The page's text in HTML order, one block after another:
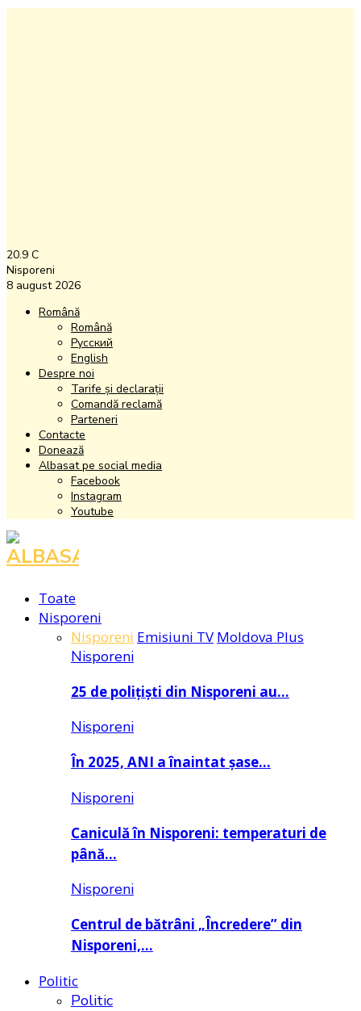
20.9 C
Nisporeni
8 august 2026
Română
Română
Русский
English
Despre noi
Tarife și declarații
Comandă reclamă
Parteneri
Contacte
Donează
Albasat pe social media
Facebook
Instagram
Youtube
Facebook
Instagram
Youtube
Toate
Nisporeni
Nisporeni Emisiuni TV Moldova Plus
Nisporeni
25 de polițiști din Nisporeni au…
Nisporeni
În 2025, ANI a înaintat șase…
Nisporeni
Caniculă în Nisporeni: temperaturi de
până…
Nisporeni
Centrul de bătrâni „Încredere” din
Nisporeni,…
Politic
Politic